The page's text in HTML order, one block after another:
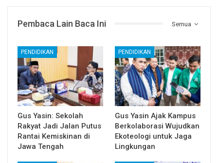
Semua
Pembaca Lain Baca Ini
PENDIDIKAN
Gus Yasin: Sekolah
Rakyat Jadi Jalan Putus
Rantai Kemiskinan di
Jawa Tengah
PENDIDIKAN
Gus Yasin Ajak Kampus
Berkolaborasi Wujudkan
Ekoteologi untuk Jaga
Lingkungan